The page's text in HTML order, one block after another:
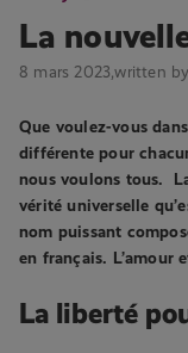
La
8 mars 2023,written by
Que voulez-vous
différente pour
nous voulons tous.
vérité universelle
nom puissant
en français. L’amour
La liberté